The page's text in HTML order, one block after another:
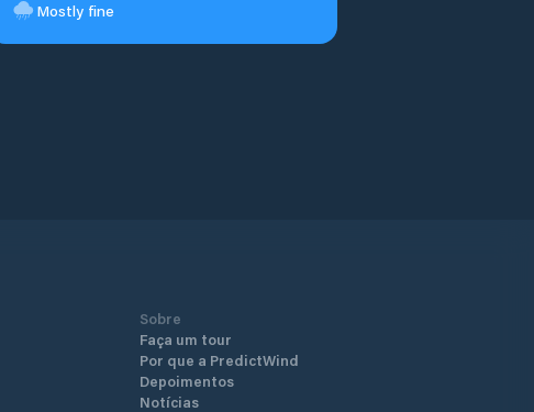
Mostly fine
Sobre
Faça um tour
Por que a PredictWind
Depoimentos
Notícias